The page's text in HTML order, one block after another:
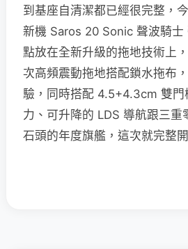
到基座自清潔都已經很完整，
新機 Saros 20 Sonic 聲波騎士
點放在全新升級的拖地技術上
次高頻震動拖地搭配鎖水拖布
驗，同時搭配 4.5+4.3cm 雙
力、可升降的 LDS 導航跟三
石頭的年度旗艦，這次就完整